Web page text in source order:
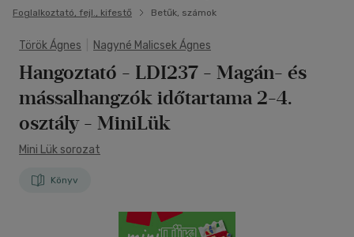
Foglalkoztató, fejl., kifestő
Betűk, számok
Török Ágnes Nagyné Malicsek Ágnes
Hangoztató - LDI237 - Magán- és
mássalhangzók időtartama 2-4.
osztály - MiniLük
Mini Lük sorozat
Könyv